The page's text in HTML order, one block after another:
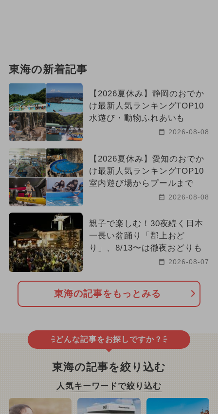
東海の新着記事
【2026夏休み】静岡のおでか
け最新人気ランキングTOP10
水遊び・動物ふれあいも
2026-08-08
【2026夏休み】愛知のおでか
け最新人気ランキングTOP10
室内遊び場からプールまで
2026-08-08
親子で楽しむ！30夜続く日本
一長い盆踊り「郡上おど
り」、8/13〜は徹夜おどりも
2026-08-07
東海の記事をもっとみる
どんな記事をお探しですか？
東海の記事を絞り込む
人気キーワードで絞り込む